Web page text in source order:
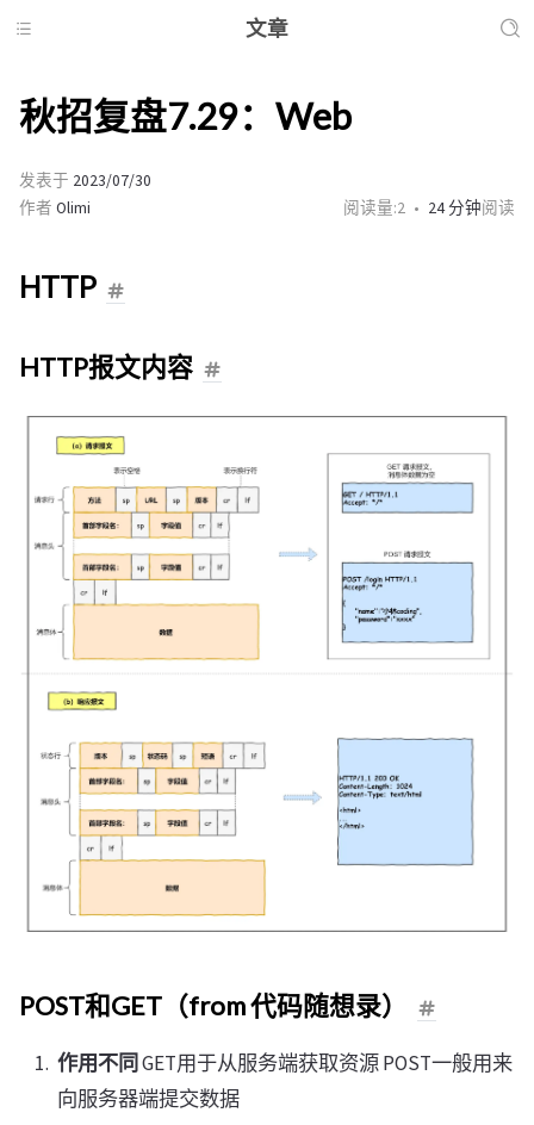
文章
秋招复盘7.29：Web
发表于 2023/07/30
作者 Olimi 阅读量:2 24 分钟阅读
HTTP
HTTP报文内容
POST和GET（from 代码随想录）
作用不同 GET用于从服务端获取资源 POST一般用来
向服务器端提交数据